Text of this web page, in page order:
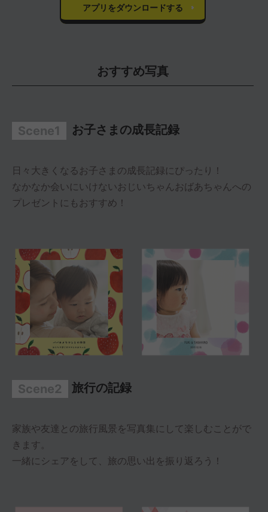
アプリをダウンロードする
おすすめ写真
Scene1 お子さまの成長記録
日々大きくなるお子さまの成長記録にぴったり！
なかなか会いにいけないおじいちゃんおばあちゃんへの
プレゼントにもおすすめ！
Scene2 旅行の記録
家族や友達との旅行風景を写真集にして楽しむことがで
きます。
一緒にシェアをして、旅の思い出を振り返ろう！